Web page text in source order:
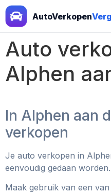
AutoVerkopen
Auto
Alphen
In Alphen aan
verkopen
Je auto verkopen in
eenvoudig gedaan worden.
Maak gebruik van een